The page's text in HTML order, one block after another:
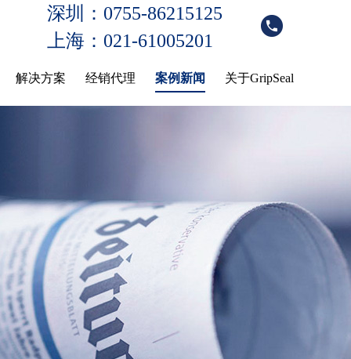
深圳：0755-86215125
上海：021-61005201
解决方案 经销代理 案例新闻 关于GripSeal